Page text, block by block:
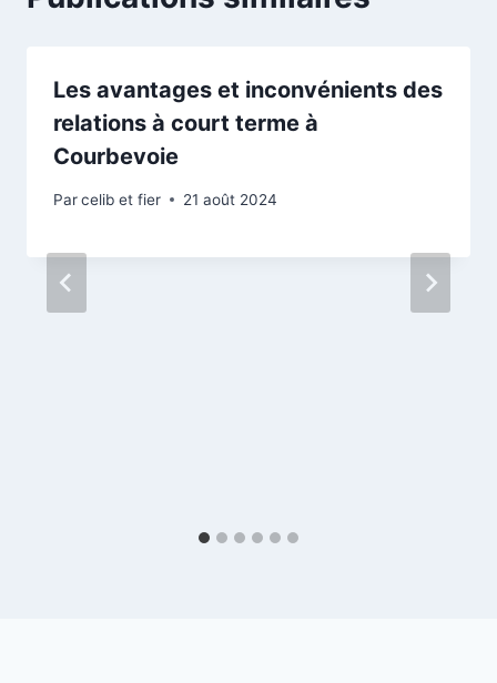
Les avantages et inconvénients des
relations à court terme à
Courbevoie
Parcelib et fier 21 août 2024